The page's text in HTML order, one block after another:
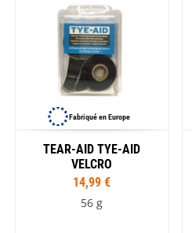
Fabriqué en Europe
TEAR-AID TYE-AID
VELCRO
14,99 €
56 g